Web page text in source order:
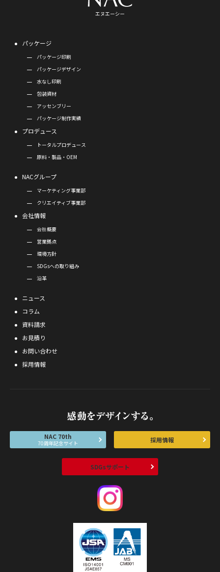
エヌエーシー
パッケージ
パッケージ印刷
パッケージデザイン
水なし印刷
包装資材
アッセンブリー
パッケージ制作実績
プロデュース
トータルプロデュース
原料・製品・OEM
NACグループ
マーケティング事業部
クリエイティブ事業部
会社情報
会社概要
営業拠点
環境方針
SDGsへの取り組み
沿革
ニュース
コラム
資料請求
お見積り
お問い合わせ
採用情報
NAC 70th
70周年記念サイト 採用情報
SDGsサポート